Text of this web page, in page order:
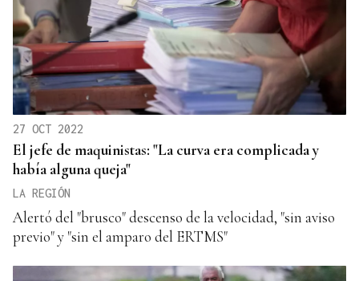
27 OCT 2022
El jefe de maquinistas: "La curva era complicada y
había alguna queja"
LA REGIÓN
Alertó del "brusco" descenso de la velocidad, "sin aviso
previo" y "sin el amparo del ERTMS"